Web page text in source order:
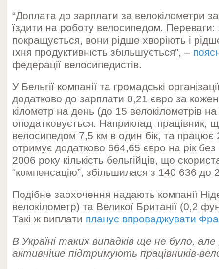
“Доплата до зарплати за велокілометри
їздити на роботу велосипедом. Переваги:
покращується, вони рідше хворіють і
їхня продуктивність збільшується”, –
федерації велосипедистів.
У Бельгії компанії та громадські
додатково до зарплати 0,21 євро за
кілометр на день (до 15 велокілометрів
оподатковується. Наприклад, працівник,
велосипедом 7,5 км в один бік, та працює
отримує додатково 664,65 євро на рік
2006 року кількість бельгійців, що
“компенсацію”, збільшилася з 140 636 до
Подібне заохочення надають компанії
велокілометр) та Великої Британії (0,2
Такі ж виплати планує впроваджувати
В Україні таких випадків ще не було,
активніше підтримують працівників-